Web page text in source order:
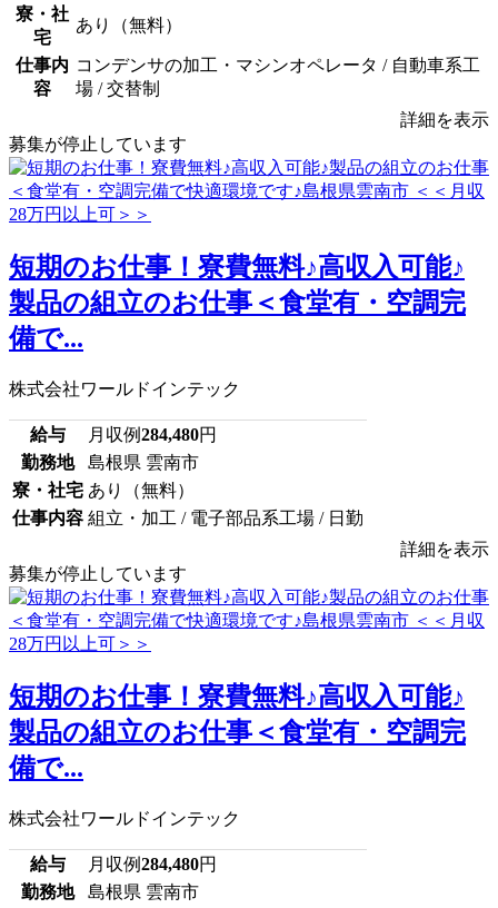
寮・社
宅
あり（無料）
仕事内
容
コンデンサの加工・マシンオペレータ / 自動車系工
場 / 交替制
詳細を表示
募集が停止しています
短期のお仕事！寮費無料♪高収入可能♪
製品の組立のお仕事＜食堂有・空調完
備で...
株式会社ワールドインテック
給与 月収例284,480円
勤務地
島根県 雲南市
寮・社宅 あり（無料）
仕事内容 組立・加工 / 電子部品系工場 / 日勤
詳細を表示
募集が停止しています
短期のお仕事！寮費無料♪高収入可能♪
製品の組立のお仕事＜食堂有・空調完
備で...
株式会社ワールドインテック
給与 月収例284,480円
勤務地
島根県 雲南市